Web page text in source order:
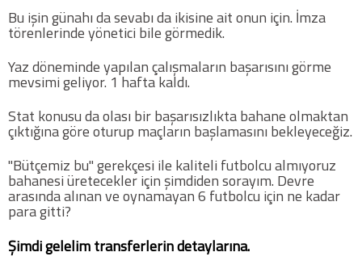
Blog
Künye
İletişim
Web Sürüme Geç
COPYLEFT 2014. AGB Bilişim Teknolojileri
Bu işin günahı da sevabı da ikisine ait onun için. İmza
törenlerinde yönetici bile görmedik.
Yaz döneminde yapılan çalışmaların başarısını görme
mevsimi geliyor. 1 hafta kaldı.
Stat konusu da olası bir başarısızlıkta bahane olmaktan
çıktığına göre oturup maçların başlamasını bekleyeceğiz.
"Bütçemiz bu" gerekçesi ile kaliteli futbolcu almıyoruz
bahanesi üretecekler için şimdiden sorayım. Devre
arasında alınan ve oynamayan 6 futbolcu için ne kadar
para gitti?
Şimdi gelelim transferlerin detaylarına.